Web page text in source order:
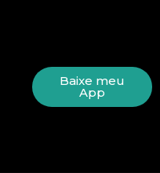
Baixe meu
App